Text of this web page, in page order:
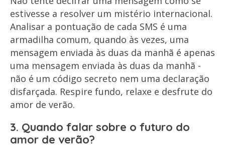
estivesse a resolver um mistério internacional.
Analisar a pontuação de cada SMS é uma
armadilha comum, quando às vezes, uma
mensagem enviada às duas da manhã é apenas
uma mensagem enviada às duas da manhã -
não é um código secreto nem uma declaração
disfarçada. Respire fundo, relaxe e desfrute do
amor de verão.
3. Quando falar sobre o futuro do
amor de verão?